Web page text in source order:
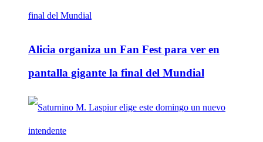
Alicia organiza un Fan Fest para ver en
pantalla gigante la final del Mundial